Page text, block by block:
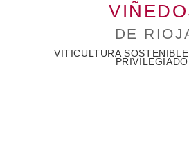
DE
VITICULTURA